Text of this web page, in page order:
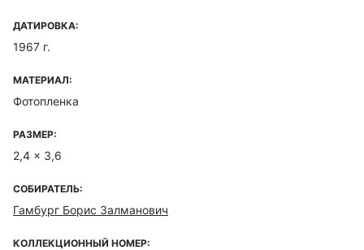
ДАТИРОВКА:
1967 г.
МАТЕРИАЛ:
Фотопленка
РАЗМЕР:
2,4 x 3,6
СОБИРАТЕЛЬ:
Гамбург Борис Залманович
КОЛЛЕКЦИОННЫЙ НОМЕР: